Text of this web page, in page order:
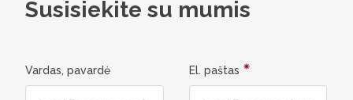
Susisiekite su mumis
Vardas, pavardė El. paštas